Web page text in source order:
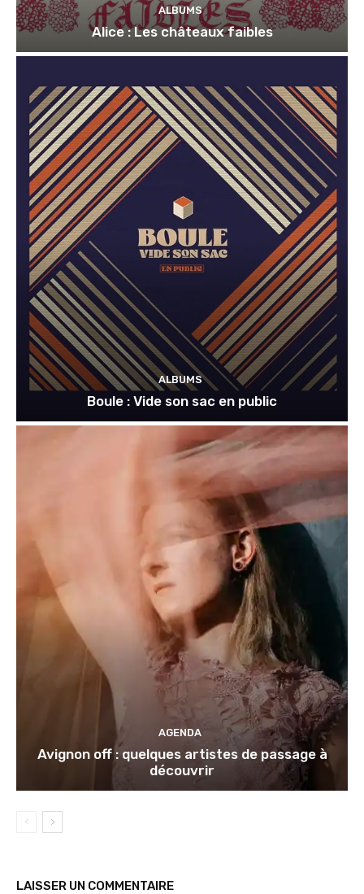
ALBUMS
Alice : Les châteaux faibles
ALBUMS
Boule : Vide son sac en public
AGENDA
Avignon off : quelques artistes de passage à
découvrir
LAISSER UN COMMENTAIRE